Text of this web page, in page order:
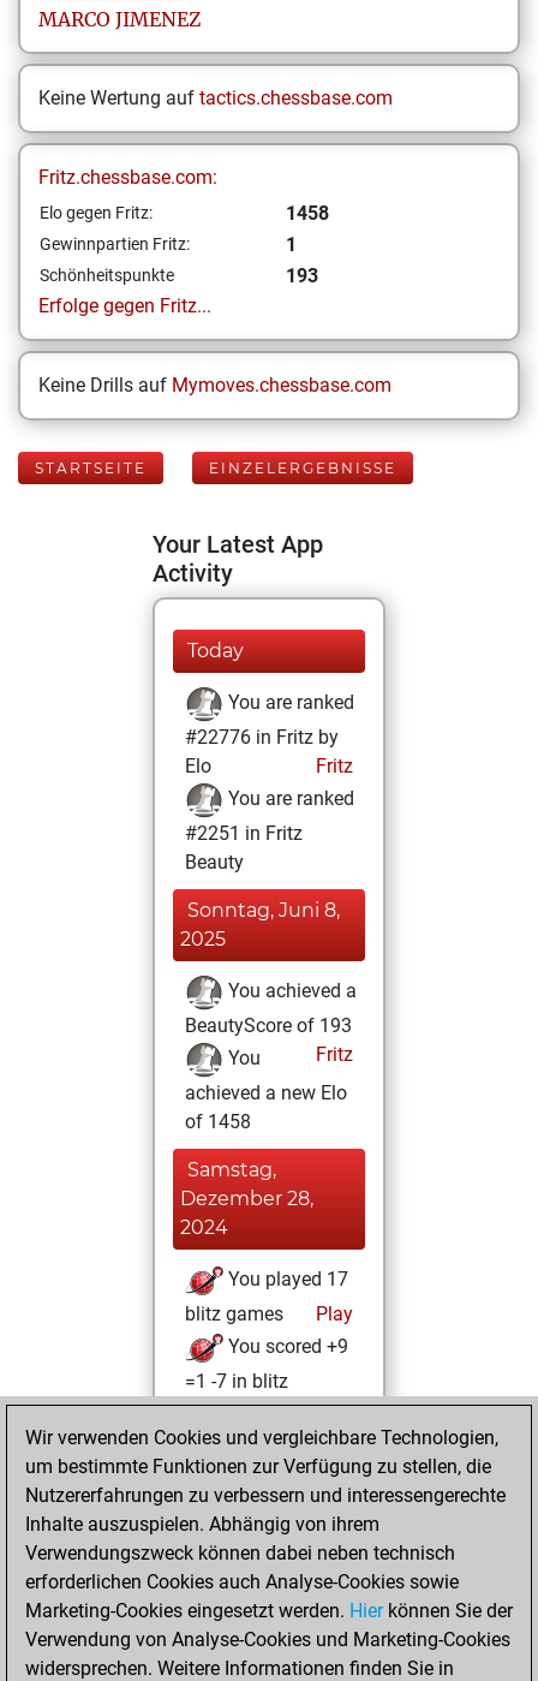
MARCO JIMENEZ
Keine Wertung auf tactics.chessbase.com
Fritz.chessbase.com:
Elo gegen Fritz: 1458
Gewinnpartien Fritz: 1
Schönheitspunkte
193
Erfolge gegen Fritz...
Keine Drills auf Mymoves.chessbase.com
STARTSEITE EINZELERGEBNISSE
Your Latest App
Activity
Today
You are ranked
#22776 in Fritz by
Elo
Fritz
You are ranked
#2251 in Fritz
Beauty
Sonntag, Juni 8,
2025
You achieved a
BeautyScore of 193
Fritz
You
achieved a new Elo
of 1458
Samstag,
Dezember 28,
2024
You played 17
blitz games
Play
You scored +9
=1 -7 in blitz
Montag, März 18,
2024
against Fritz
Fritz
Sonntag,
November 19,
2023
Wir verwenden Cookies und vergleichbare Technologien,
um bestimmte Funktionen zur Verfügung zu stellen, die
Nutzererfahrungen zu verbessern und interessengerechte
Inhalte auszuspielen. Abhängig von ihrem
Verwendungszweck können dabei neben technisch
erforderlichen Cookies auch Analyse-Cookies sowie
Marketing-Cookies eingesetzt werden. Hierkönnen Sie der
Verwendung von Analyse-Cookies und Marketing-Cookies
widersprechen. Weitere Informationen finden Sie in